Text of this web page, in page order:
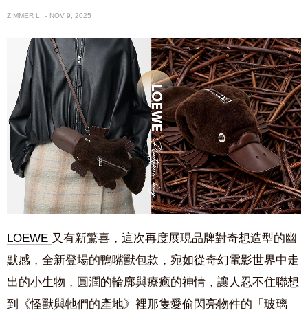
ZIMMER L. NOV 9, 2025
LOEWE 又有新驚喜，這次再度展現品牌對奇想造型的幽
默感，全新登場的鴨嘴獸包款，宛如從奇幻電影世界中走
出的小生物，圓潤的輪廓與療癒的神情，讓人忍不住聯想
到《怪獸與牠們的產地》裡那隻愛偷閃亮物件的「玻璃